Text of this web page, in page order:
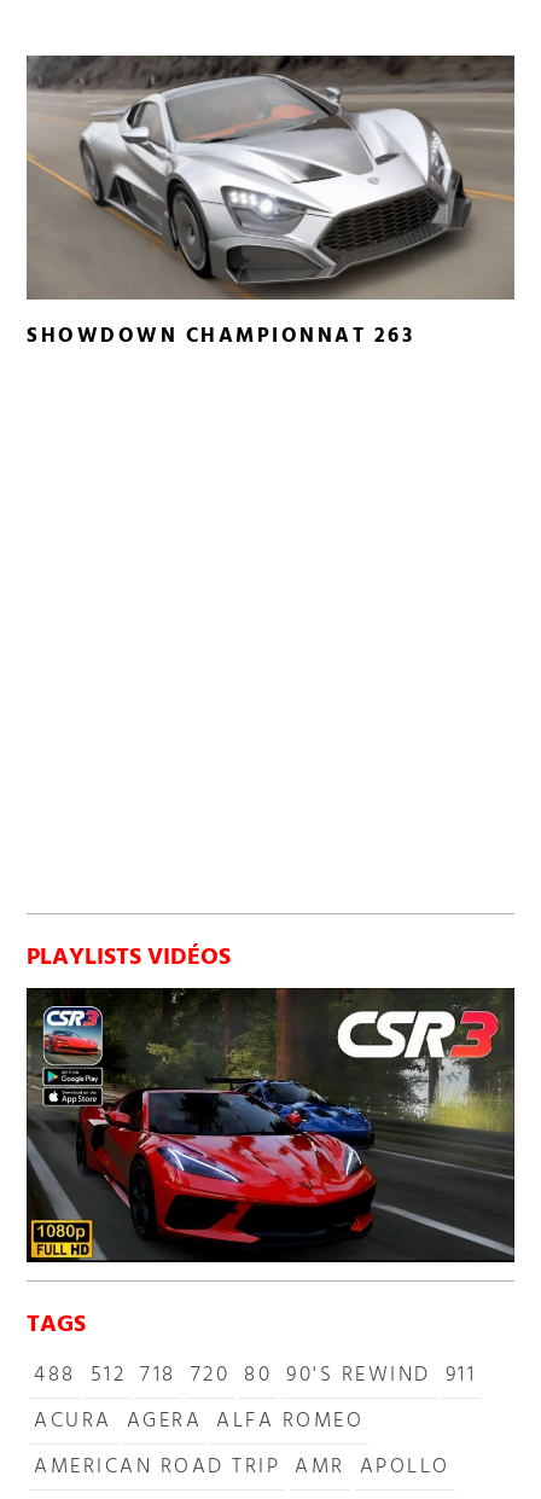
SHOWDOWN CHAMPIONNAT 263
PLAYLISTS VIDÉOS
TAGS
488 512 718 720 80 90'S REWIND 911
ACURA AGERA ALFA ROMEO
AMERICAN ROAD TRIP AMR APOLLO